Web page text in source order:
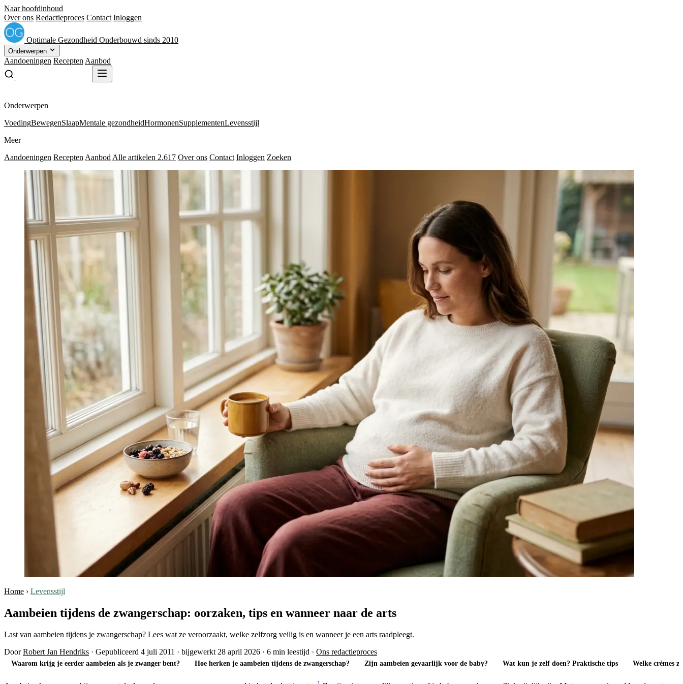
Naar hoofdinhoud
Over ons Redactieproces Contact Inloggen
Optimale Gezondheid Onderbouwd sinds 2010
Onderwerpen
Aandoeningen Recepten Aanbod
Onderwerpen
VoedingBewegenSlaapMentale gezondheidHormonenSupplementenLevensstijl
Meer
Aandoeningen Recepten Aanbod Alle artikelen 2.617 Over ons Contact Inloggen Zoeken
Home › Levensstijl
Aambeien tijdens de zwangerschap: oorzaken, tips en wanneer naar de arts
Last van aambeien tijdens je zwangerschap? Lees wat ze veroorzaakt, welke zelfzorg veilig is en wanneer je een arts raadpleegt.
DoorRobert Jan Hendriks · Gepubliceerd 4 juli 2011 · bijgewerkt 28 april 2026 · 6 min leestijd · Ons redactieproces
Waarom krijg je eerder aambeien als je zwanger bent? Hoe herken je aambeien tijdens de zwangerschap? Zijn aambeien gevaarlijk voor de baby? Wat kun je zelf doen? Praktische tips Welke crèmes